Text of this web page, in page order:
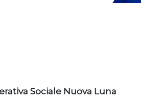
Sociale Nuova Luna